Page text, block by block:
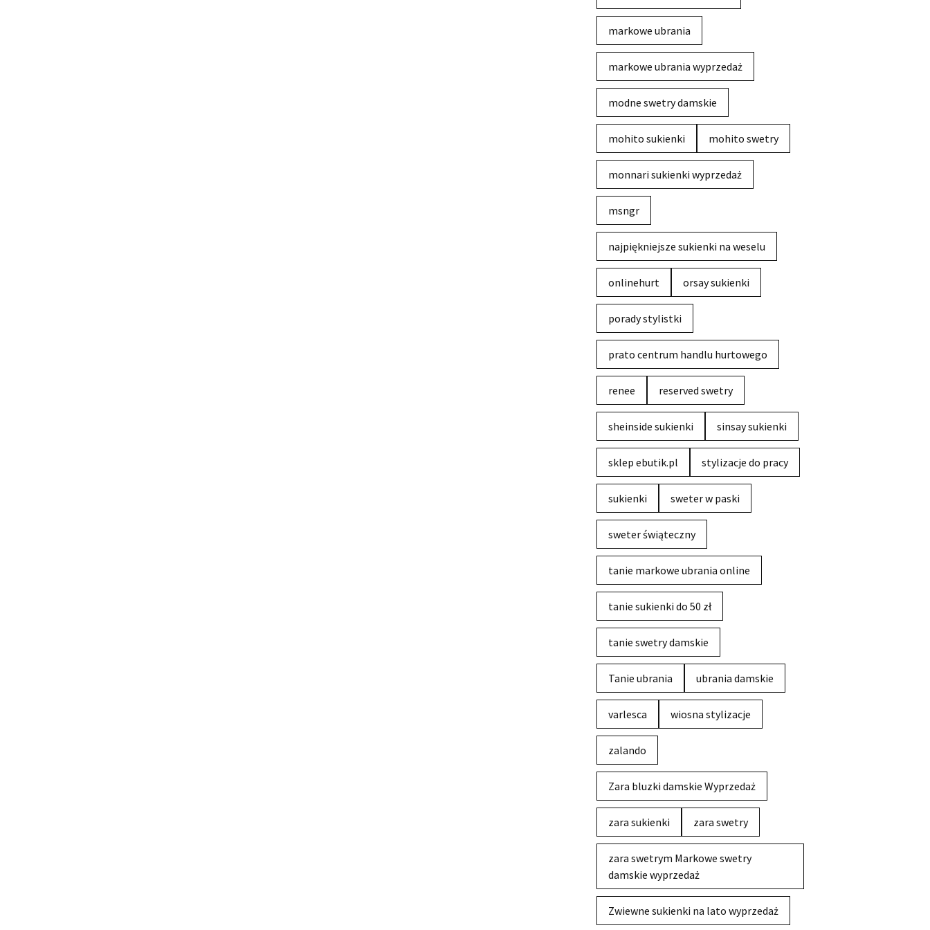
markowe ubrania
markowe ubrania wyprzedaż
modne swetry damskie
mohito sukienki mohito swetry
monnari sukienki wyprzedaż
msngr
najpiękniejsze sukienki na weselu
onlinehurt orsay sukienki
porady stylistki
prato centrum handlu hurtowego
renee reserved swetry
sheinside sukienki sinsay sukienki
sklep ebutik.pl stylizacje do pracy
sukienki sweter w paski
sweter świąteczny
tanie markowe ubrania online
tanie sukienki do 50 zł
tanie swetry damskie
Tanie ubrania ubrania damskie
varlesca wiosna stylizacje
zalando
Zara bluzki damskie Wyprzedaż
zara sukienki zara swetry
zara swetrym Markowe swetry
damskie wyprzedaż
Zwiewne sukienki na lato wyprzedaż